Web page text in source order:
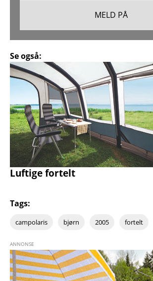
Se også:
Luftige fortelt
Tags:
campolaris bjørn 2005 fortelt